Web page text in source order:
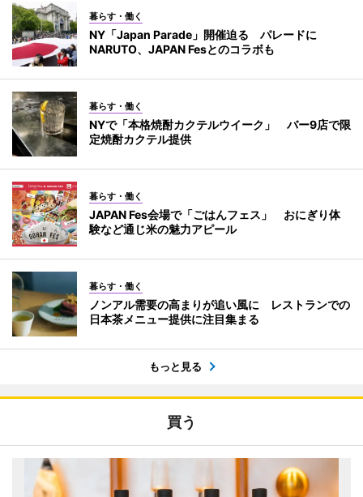
暮らす・働く
NY「Japan Parade」開催迫る パレードに
NARUTO、JAPAN Fesとのコラボも
暮らす・働く
NYで「本格焼酎カクテルウイーク」 バー9店で限
定焼酎カクテル提供
暮らす・働く
JAPAN Fes会場で「ごはんフェス」 おにぎり体
験など通じ米の魅力アピール
暮らす・働く
ノンアル需要の高まりが追い風に レストランでの
日本茶メニュー提供に注目集まる
もっと見る
買う